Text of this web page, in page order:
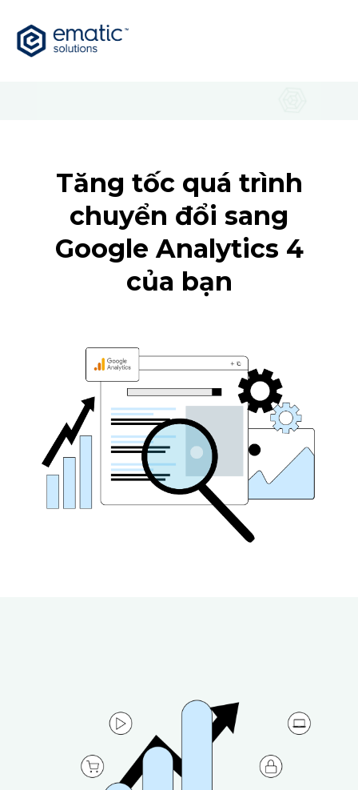
Tăng tốc quá trình
chuyển đổi sang
Google Analytics 4
của bạn